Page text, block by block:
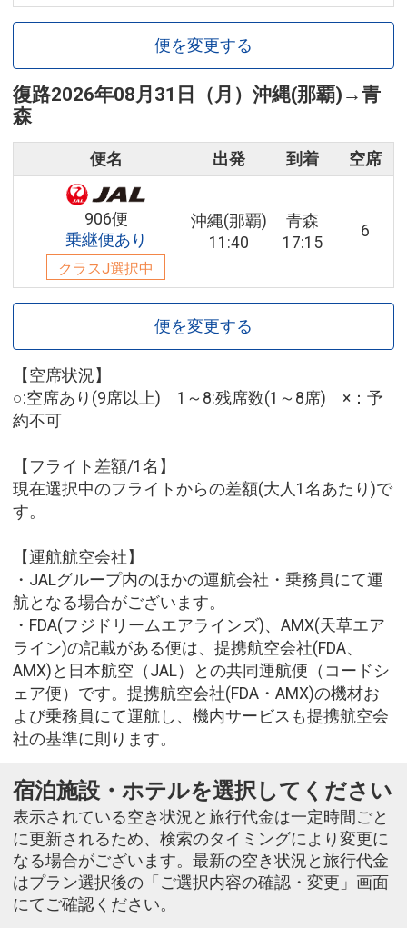
便を変更する
復路2026年08月31日（月） 沖縄(那覇) →青
森
便名 出発 到着 空席
906便
乗継便あり
クラスJ選択中
沖縄(那覇)
11:40
青森
17:15
6
便を変更する
【空席状況】
○:空席あり(9席以上) 1～8:残席数(1～8席) ×：予
約不可
【フライト差額/1名】
現在選択中のフライトからの差額(大人1名あたり)で
す。
【運航航空会社】
・JALグループ内のほかの運航会社・乗務員にて運
航となる場合がございます。
・FDA(フジドリームエアラインズ)、AMX(天草エア
ライン)の記載がある便は、提携航空会社(FDA、
AMX)と日本航空（JAL）との共同運航便（コードシ
ェア便）です。提携航空会社(FDA・AMX)の機材お
よび乗務員にて運航し、機内サービスも提携航空会
社の基準に則ります。
宿泊施設・ホテルを選択してください
表示されている空き状況と旅行代金は一定時間ごと
に更新されるため、検索のタイミングにより変更に
なる場合がございます。最新の空き状況と旅行代金
はプラン選択後の「ご選択内容の確認・変更」画面
にてご確認ください。